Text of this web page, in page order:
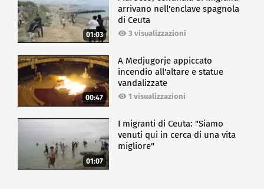
01:03
arrivano nell'enclave spagnola
di Ceuta
3 visualizzazioni
00:47
A Medjugorje appiccato
incendio all'altare e statue
vandalizzate
1 visualizzazioni
01:07
I migranti di Ceuta: "Siamo
venuti qui in cerca di una vita
migliore"